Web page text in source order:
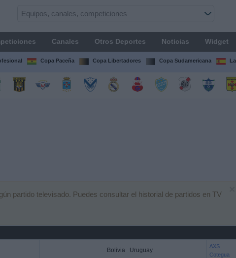
Canales Otros Deportes Noticias Widget
Copa Paceña Copa Libertadores Copa Sudamericana
partido televisado. Puedes consultar el historial de partidos en TV
Bolivia Uruguay
AXS
Cotegua